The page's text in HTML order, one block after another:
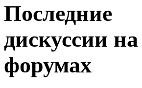
Последние
дискуссии на
форумах